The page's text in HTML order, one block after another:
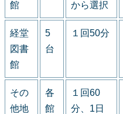
館
から選択
経堂
図書
館
5
台
１回50分
その
他地
各
館
１回60
分、1日